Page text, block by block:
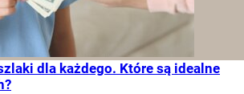
dla każdego. Które są idealne